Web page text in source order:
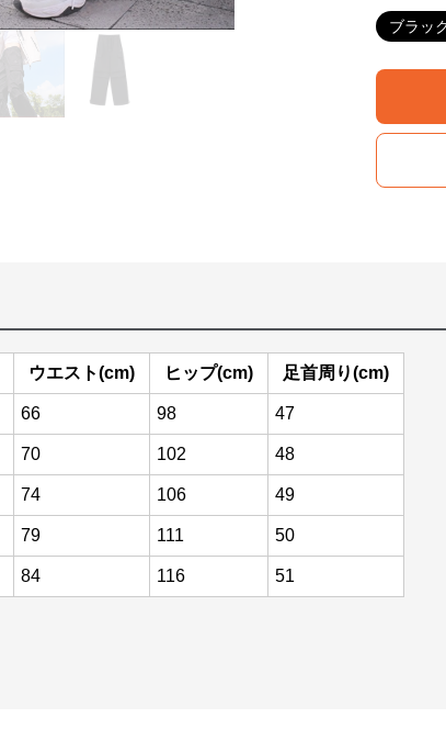
ブラッ
ウエスト(cm) ヒップ(cm) 足首周り(cm)
66 98 47
70 102 48
74 106 49
79 111 50
84 116 51